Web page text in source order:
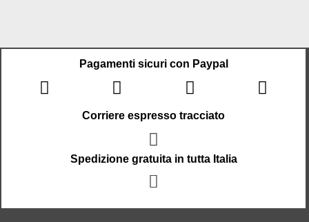
Pagamenti sicuri con Paypal
Corriere espresso tracciato
Spedizione gratuita in tutta Italia